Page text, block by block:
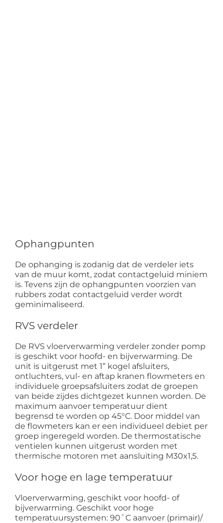
Ophangpunten
De ophanging is zodanig dat de verdeler iets
van de muur komt, zodat contactgeluid miniem
is. Tevens zijn de ophangpunten voorzien van
rubbers zodat contactgeluid verder wordt
geminimaliseerd.
RVS verdeler
De RVS vloerverwarming verdeler zonder pomp
is geschikt voor hoofd- en bijverwarming. De
unit is uitgerust met 1” kogel afsluiters,
ontluchters, vul- en aftap kranen flowmeters en
individuele groepsafsluiters zodat de groepen
van beide zijdes dichtgezet kunnen worden. De
maximum aanvoer temperatuur dient
begrensd te worden op 45°C. Door middel van
de flowmeters kan er een individueel debiet per
groep ingeregeld worden. De thermostatische
ventielen kunnen uitgerust worden met
thermische motoren met aansluiting M30x1,5.
Voor hoge en lage temperatuur
Vloerverwarming, geschikt voor hoofd- of
bijverwarming. Geschikt voor hoge
temperatuursystemen: 90˚C aanvoer (primair)/